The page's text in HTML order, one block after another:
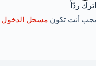
اترك ردّاً
يجب أنت تكون مسجل الدخول